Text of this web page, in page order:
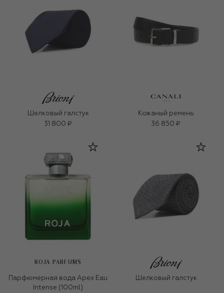
Шелковый галстук
31 800 ₽
Кожаный ремень
36 850 ₽
ROJA PARFUMS
Парфюмерная вода Apex Eau
Intense (100ml)
Шелковый галстук